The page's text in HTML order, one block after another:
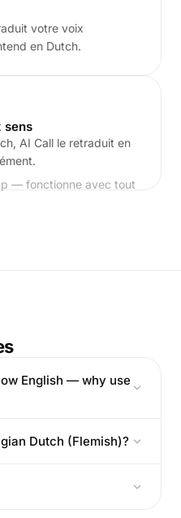
votre voix
en Dutch.
sens
AI Call le retraduit en
— fonctionne avec tout
English — why use
Dutch (Flemish)?